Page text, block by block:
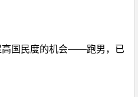
高国民度的机会——跑男，已